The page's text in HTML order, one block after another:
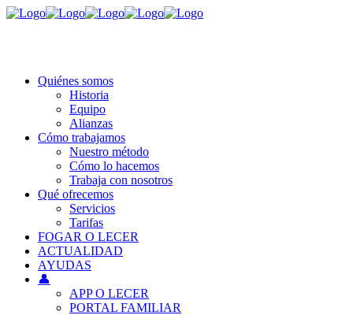
Quiénes somos
Historia
Equipo
Alianzas
Cómo trabajamos
Nuestro método
Cómo lo hacemos
Trabaja con nosotros
Qué ofrecemos
Servicios
Tarifas
FOGAR O LECER
ACTUALIDAD
AYUDAS
👤
APP O LECER
PORTAL FAMILIAR